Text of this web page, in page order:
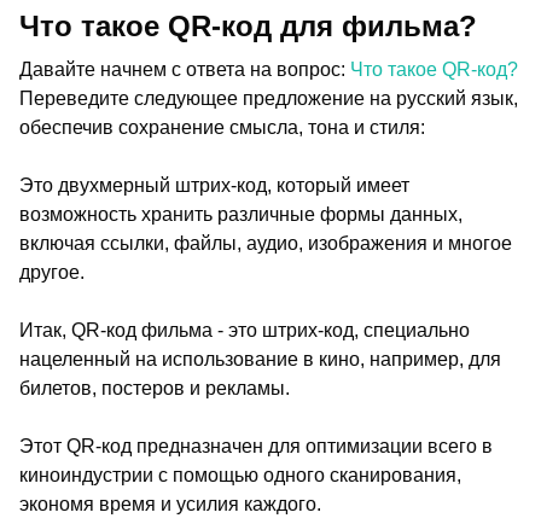
Что такое QR-код для фильма?
Давайте начнем с ответа на вопрос: Что такое QR-код?
Переведите следующее предложение на русский язык,
обеспечив сохранение смысла, тона и стиля:
Это двухмерный штрих-код, который имеет
возможность хранить различные формы данных,
включая ссылки, файлы, аудио, изображения и многое
другое.
Итак, QR-код фильма - это штрих-код, специально
нацеленный на использование в кино, например, для
билетов, постеров и рекламы.
Этот QR-код предназначен для оптимизации всего в
киноиндустрии с помощью одного сканирования,
экономя время и усилия каждого.